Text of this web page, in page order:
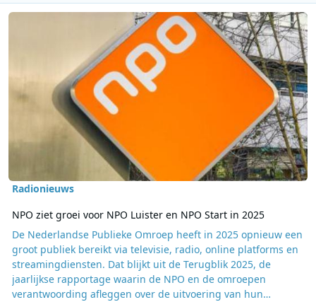
Lees meer over NPO ziet groei voor NPO Luister en NPO Start in
Radionieuws
NPO ziet groei voor NPO Luister en NPO Start in 2025
De Nederlandse Publieke Omroep heeft in 2025 opnieuw een
groot publiek bereikt via televisie, radio, online platforms en
streamingdiensten. Dat blijkt uit de Terugblik 2025, de
jaarlijkse rapportage waarin de NPO en de omroepen
verantwoording afleggen over de uitvoering van hun